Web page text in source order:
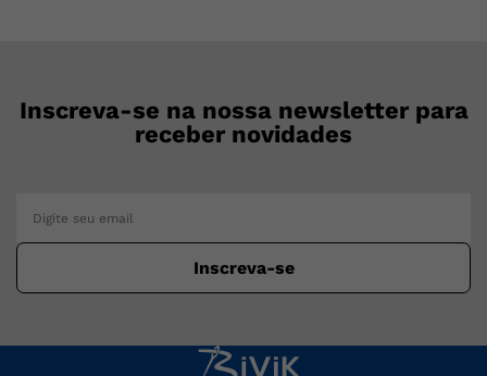
Inscreva-se na nossa newsletter para
receber novidades
Inscreva-se